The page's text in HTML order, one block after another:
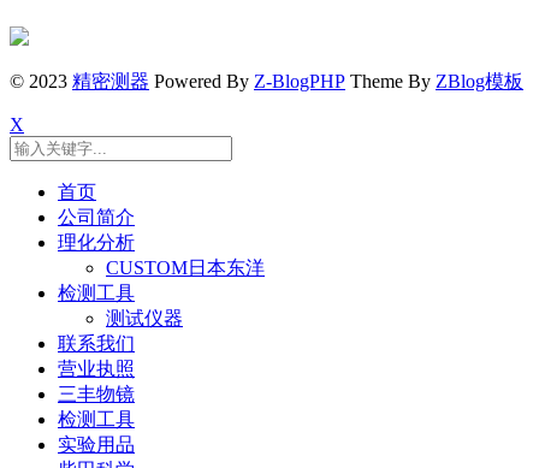
© 2023 精密测器 Powered By Z-BlogPHP Theme By ZBlog模板
X
首页
公司简介
理化分析
CUSTOM日本东洋
检测工具
测试仪器
联系我们
营业执照
三丰物镜
检测工具
实验用品